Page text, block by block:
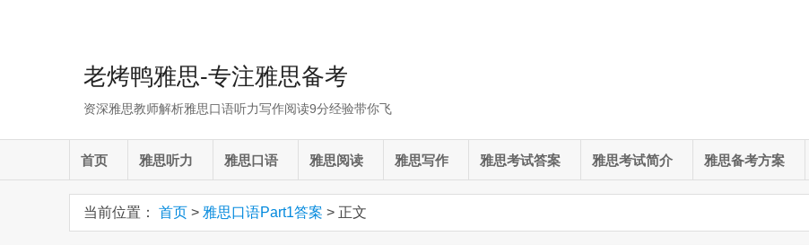
老烤鸭雅思-专注雅思备考
资深雅思教师解析雅思口语听力写作阅读9分经验带你飞
首页 雅思听力 雅思口语 雅思阅读 雅思写作 雅思考试答案 雅思考试简介 雅思备考方案
当前位置： 首页 > 雅思口语Part1答案 > 正文